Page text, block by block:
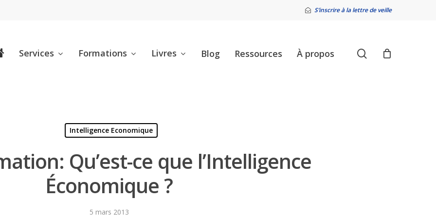
S’inscrire à la lettre de veille
Services Formations Livres Blog Ressources À propos search
Intelligence Economique
Qu’est-ce que l’Intelligence
Économique ?
5 mars 2013